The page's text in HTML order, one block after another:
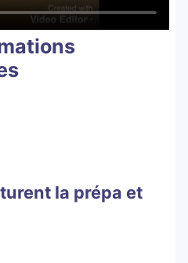
la prépa et